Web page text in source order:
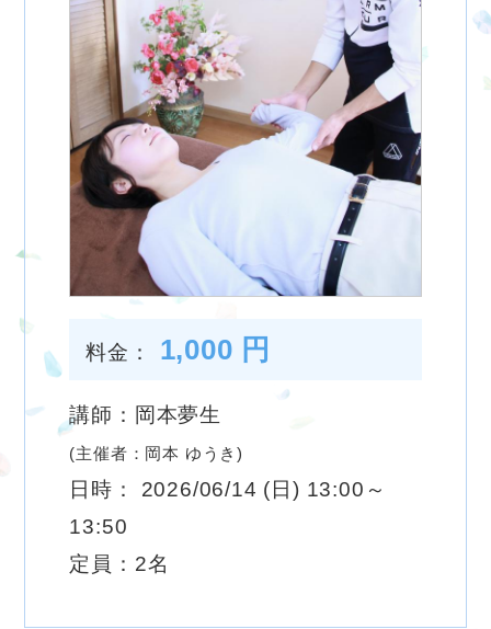
料金： 1,000 円
講師：岡本夢生
(主催者：岡本 ゆうき)
日時： 2026/06/14 (日) 13:00～
13:50
定員：2名